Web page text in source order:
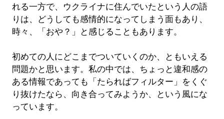
れる一方で、ウクライナに住んでいたという人の語
りは、どうしても感情的になってしまう面もあり、
時々、「おや？」と感じることもあります。
初めての人にどこまでついていくのか、ともいえる
問題かと思います。私の中では、ちょっと違和感の
ある情報であっても「たらればフィルター」をくぐ
り抜けたなら、向き合ってみようか、という風にな
っています。